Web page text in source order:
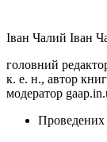
Іван Чалий Іван
головний
к. е. н., автор
модератор
Проведених